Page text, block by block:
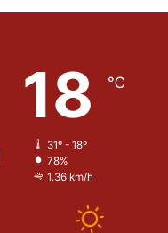
18 ℃
31º - 18º
78%
1.36 km/h